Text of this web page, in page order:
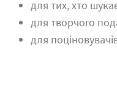
для тих, хто
для творчого
для